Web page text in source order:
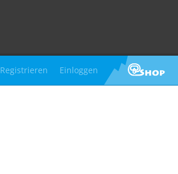
Registrieren Einloggen